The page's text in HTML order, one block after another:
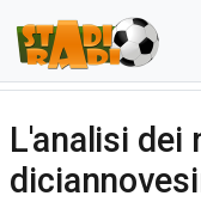
L'analisi dei